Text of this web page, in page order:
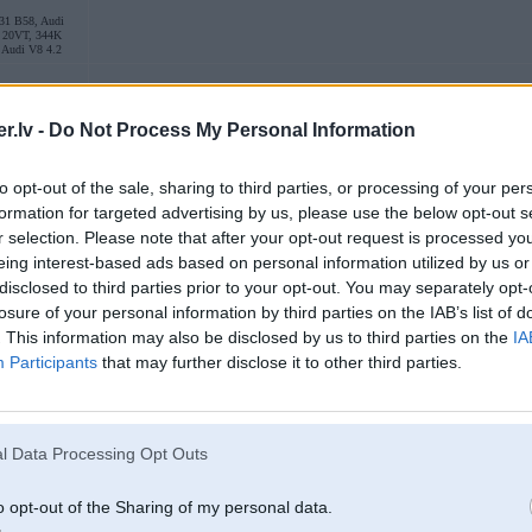
- Do Not Process My Personal Information
opt-out of the sale, sharing to third parties, or processing of your
for targeted advertising by us, please use the below opt-out
selection. Please note that after your opt-out request is processed
interest-based ads based on personal information utilized by us
to third parties prior to your opt-out. You may separately
of your personal information by third parties on the IAB’s list of
This information may also be disclosed by us to third parties on the
Participants that may further disclose it to other third parties.
Data Processing Opt Outs
opt-out of the Sharing of my personal data.
B58, Audi
344K
V8 4.2
01. Dec 2023, 11:35
01 Dec 2023, 10:55:12@envyrakstīja:
Kā strādā gudrais wifi gaismas relejs ar mehānisku slēdzi?
1) ja gaismu ieslēdzu ar slēdzi vai varu izslēgt ar releju?
2) ja esmu tā izdarījis vai gaisma ieslēgsies ja atkal slēdzi pārslēgšu, šajā
Varu apstiprināt, ka SONOFF Zigbee Mini DIY Smart Switch (ZBMINI)
Zigbee. Neredzu gan iemeslu, kāpēc wifi lai būtu citādāk.
Fiziskais slēdzis strādā vairāk kā "heij, izmaini statusu", jeb pārslēdzis 2
01. Dec 2023, 12:50